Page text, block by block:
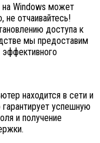
на Windows может
не отчаивайтесь!
доступа к
мы предоставим
находится в сети и
успешную
и получение